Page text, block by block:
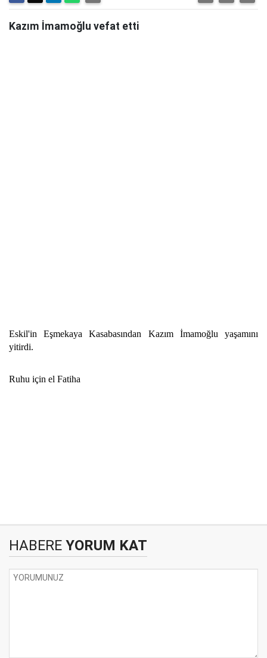
Kazım İmamoğlu vefat etti
Eskil'in Eşmekaya Kasabasından Kazım İmamoğlu yaşamını
yitirdi.
Ruhu için el Fatiha
HABERE YORUM KAT